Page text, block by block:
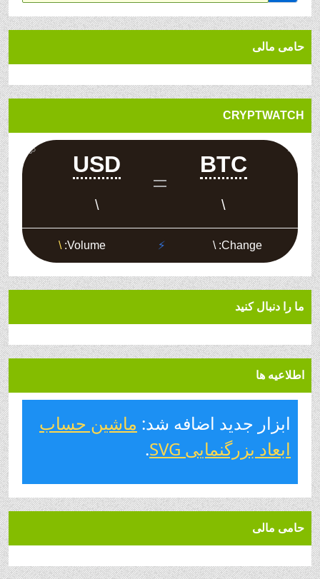
حامی مالی
CRYPTWATCH
ما را دنبال کنید
اطلاعیه ها
ابزار جدید اضافه شد:ماشین حساب
ابعاد بزرگنمایی SVG
.
حامی مالی